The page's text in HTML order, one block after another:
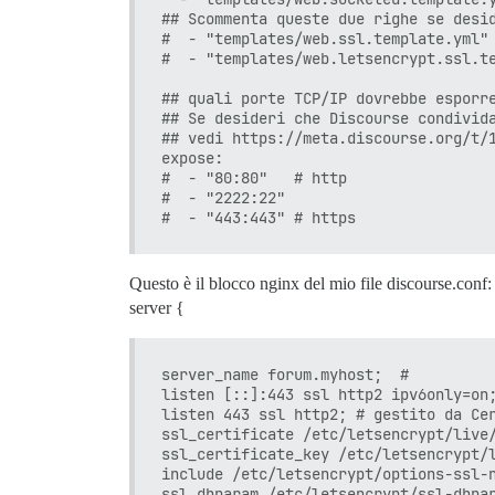
## Scommenta queste due righe se
#  - "templates/web.ssl.template.yml"
#  - "templates/
## quali porte TCP/IP dovrebbe
## Se desideri che Discourse
## vedi https://meta.discourse.org/
expose:
#  - "80:80"   # http
#  - "2222:22"
Questo è il blocco nginx del mio file discourse.conf:
server {
server_name forum.myhost;  #
listen [::]:443 ssl http2
listen 443 ssl http2; # gestito da
ssl_certificate /etc/letsencrypt/live/
ssl_certificate_key /etc/letsencrypt/
include /etc/letsencrypt/options-ssl-